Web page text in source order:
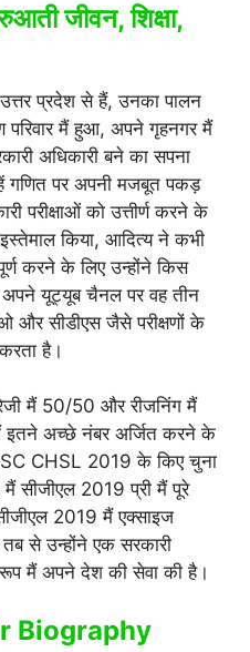
जीवन, शिक्षा,
प्रदेश से हैं, उनका पालन
परिवार मैं हुआ, अपने गृहनगर मैं
अधिकारी बने का सपना
गणित पर अपनी मजबूत पकड़
परीक्षाओं को उत्तीर्ण करने के
किया, आदित्य ने कभी
करने के लिए उन्होंने किस
अपने यूट्यूब चैनल पर वह तीन
और सीडीएस जैसे परीक्षणों के
है।
मैं 50/50 और रीजनिंग मैं
इतने अच्छे नंबर अर्जित करने के
CHSL 2019 के किए चुना
सीजीएल 2019 प्री मैं पूरे
2019 मैं एक्साइज
से उन्होंने एक सरकारी
मैं अपने देश की सेवा की है।
Biography